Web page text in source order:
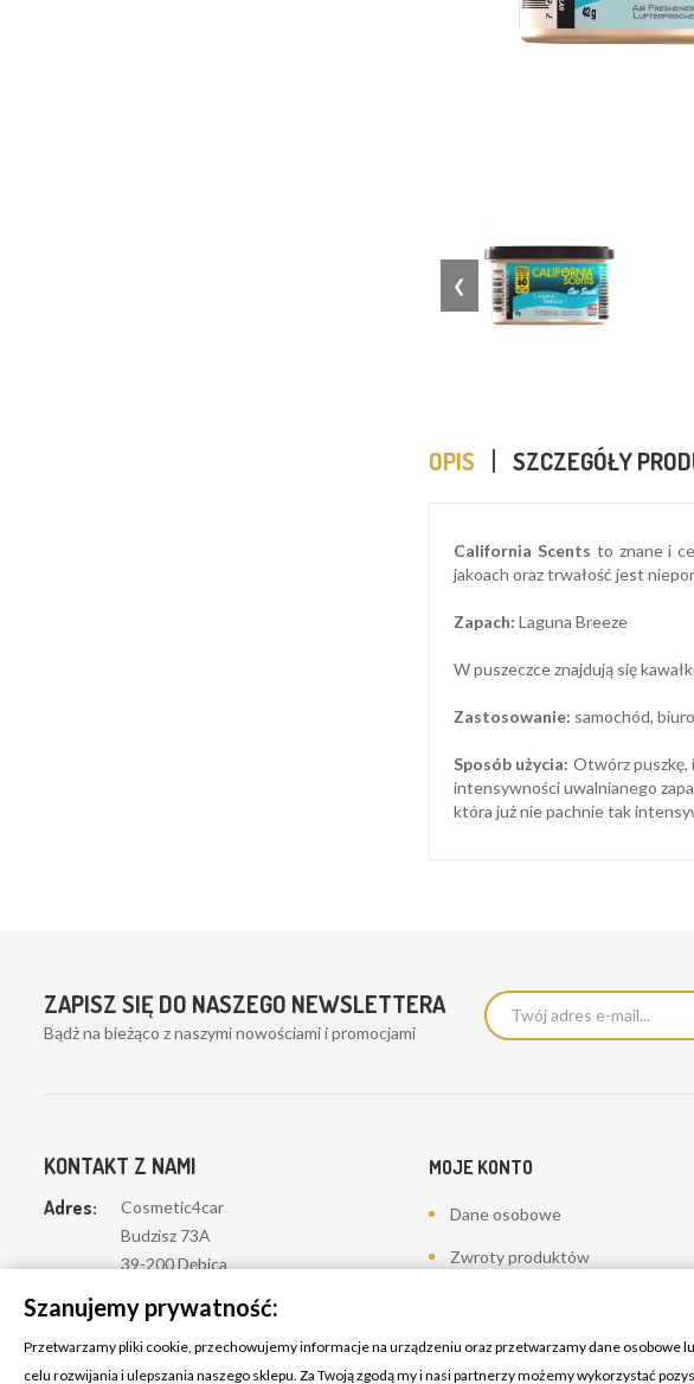
❮
OPIS SZCZEGÓŁY
California Scents to znane i
jakoach oraz trwałość jest
Zapach: Laguna Breeze
W puszeczce znajdują się
Zastosowanie: samochód,
Sposób użycia: Otwórz puszkę,
intensywności uwalnianego
która już nie pachnie tak
ZAPISZ SIĘ DO NASZEGO NEWSLETTERA
Bądż na bieżąco z naszymi nowościami i promocjami
KONTAKT Z NAMI
Adres:
Cosmetic4car
Budzisz 73A
39-200 Dębica
Dominik: +48 660626154
+48 730634730
MOJE KONTO
Dane osobowe
Zwroty produktów
Moje pokwitowania - korekty
Szanujemy prywatność:
Przetwarzamy pliki cookie, przechowujemy informacje na urządzeniu oraz przetwarzamy dane osobowe
celu rozwijania i ulepszania naszego sklepu. Za Twoją zgodą my i nasi partnerzy możemy wykorzystać